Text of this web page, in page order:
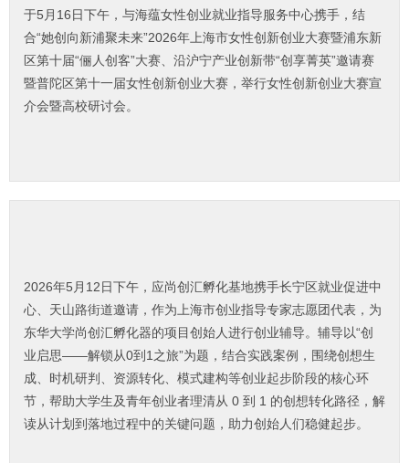
于5月16日下午，与海蕴女性创业就业指导服务中心携手，结
合“她创向新浦聚未来”2026年上海市女性创新创业大赛暨浦东新
区第十届“俪人创客”大赛、沿沪宁产业创新带“创享菁英”邀请赛
暨普陀区第十一届女性创新创业大赛，举行女性创新创业大赛宣
介会暨高校研讨会。
2026年5月12日下午，应尚创汇孵化基地携手长宁区就业促进中
心、天山路街道邀请，作为上海市创业指导专家志愿团代表，为
东华大学尚创汇孵化器的项目创始人进行创业辅导。辅导以“创
业启思——解锁从0到1之旅”为题，结合实践案例，围绕创想生
成、时机研判、资源转化、模式建构等创业起步阶段的核心环
节，帮助大学生及青年创业者理清从 0 到 1 的创想转化路径，解
读从计划到落地过程中的关键问题，助力创始人们稳健起步。